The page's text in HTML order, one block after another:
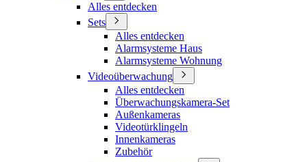
Alles entdecken
Sets
Alles entdecken
Alarmsysteme Haus
Alarmsysteme Wohnung
Videoüberwachung
Alles entdecken
Überwachungskamera-Set
Außenkameras
Videotürklingeln
Innenkameras
Zubehör